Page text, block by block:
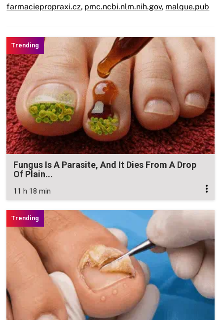
farmaciepropraxi.cz, pmc.ncbi.nlm.nih.gov, malque.pub
Fungus Is A Parasite, And It Dies From A Drop
Of Plain...
11 h 18 min